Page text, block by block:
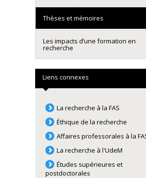
Thèses et mémoires
Les impacts d’une formation en
recherche
Liens connexes
La recherche à la FAS
Éthique de la recherche
Affaires professorales à la
La recherche à l'UdeM
Études supérieures et
postdoctorales